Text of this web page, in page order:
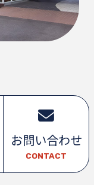
お問い合わせ
CONTACT